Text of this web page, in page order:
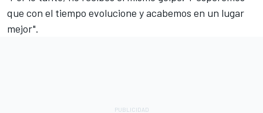
que con el tiempo evolucione y acabemos en un lugar
mejor".